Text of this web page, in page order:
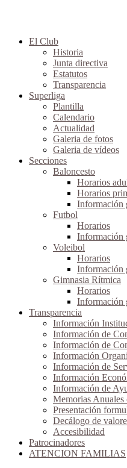
El Club
Historia
Junta directiva
Estatutos
Transparencia
Superliga
Plantilla
Calendario
Actualidad
Galeria de fotos
Galeria de vídeos
Secciones
Baloncesto
Horarios
Horarios
Información
Futbol
Horarios
Información
Voleibol
Horarios
Información
Gimnasia Rítmica
Horarios
Información
Transparencia
Información
Información de
Información de
Información
Información de
Información
Información de
Memorias
Presentación
Decálogo de
Accesibilidad
Patrocinadores
ATENCION FAMILIAS